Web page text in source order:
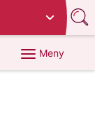
Meny